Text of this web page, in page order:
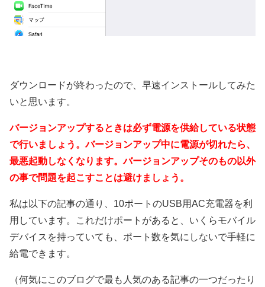
ダウンロードが終わったので、早速インストールしてみた
いと思います。
バージョンアップするときは必ず電源を供給している状態
で行いましょう。バージョンアップ中に電源が切れたら、
最悪起動しなくなります。バージョンアップそのもの以外
の事で問題を起こすことは避けましょう。
私は以下の記事の通り、10ポートのUSB用AC充電器を利
用しています。これだけポートがあると、いくらモバイル
デバイスを持っていても、ポート数を気にしないで手軽に
給電できます。
（何気にこのブログで最も人気のある記事の一つだったり